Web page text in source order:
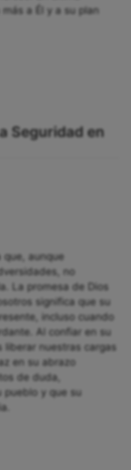
a Él y a su plan
Seguridad en
que, aunque
no
La promesa de Dios
significa que su
incluso cuando
Al confiar en su
nuestras cargas
en su abrazo
de duda,
pueblo y que su